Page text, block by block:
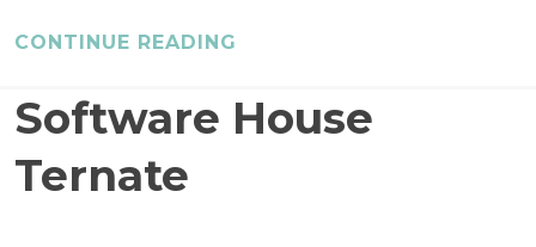
CONTINUE READING
Software House
Ternate